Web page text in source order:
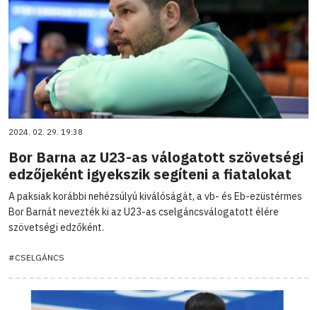
2024. 02. 29. 19:38
Bor Barna az U23-as válogatott szövetségi
edzőjeként igyekszik segíteni a fiatalokat
A paksiak korábbi nehézsúlyú kiválóságát, a vb- és Eb-ezüstérmes
Bor Barnát nevezték ki az U23-as cselgáncsválogatott élére
szövetségi edzőként.
#CSELGÁNCS